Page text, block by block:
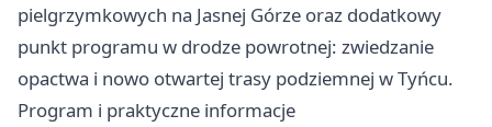
pielgrzymkowych na Jasnej Górze oraz dodatkowy
punkt programu w drodze powrotnej: zwiedzanie
opactwa i nowo otwartej trasy podziemnej w Tyńcu.
Program i praktyczne informacje